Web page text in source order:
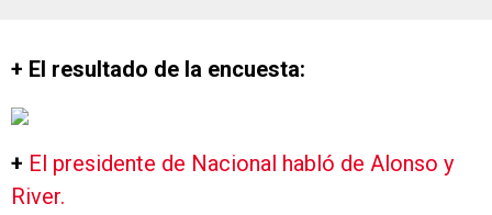
+ El resultado de la encuesta:
+ El presidente de Nacional habló de Alonso y
River.